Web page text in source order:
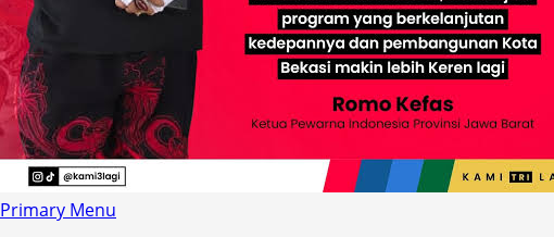
Primary Menu